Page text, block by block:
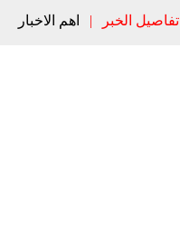
تفاصيل الخبر | اهم الاخبار